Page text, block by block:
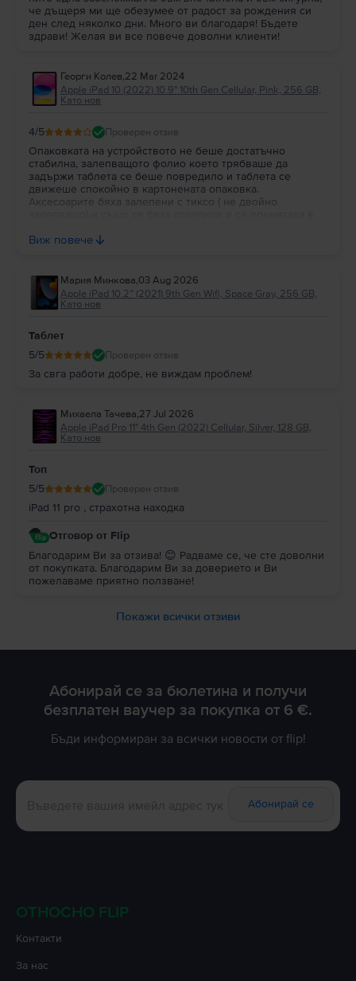
4. Apple iPad 10 (2022) 10.9" 10th Genс 64GB илиApple iPad 10 (2022)
10.9" 10th Genс 256GB? Кой таблет е по-добър?
Всичко зависи от твоите нужди от вътрешна памет, така че, няма
тази с по-малко GB, нашето предложение е да избереш модела с
повече памет.
Във Flip.bg
всички устройства могат да бъдат закупени на изплащане.
Може да притежаваш таблета
с до 48 месечни вноски . Виж туккак да се сдобиеш с iPad 10 (2022)
10.9" 10th Gen на изплащане.
ВъвFlip.bgофертите заApple iPad 10 (2022) 10.9" 10th Gen Cellular
щедри и динамични, с цени, които са повече от изгодни за твоя
че дъщеря ми ще обезумее от радост за рождения си
ден след няколко дни. Много ви благодаря! Бъдете
здрави! Желая ви все повече доволни клиенти!
Георги Колев,22 Mar 2024
Apple iPad 10 (2022) 10.9" 10th Gen Cellular, Pink, 256 GB,
Като нов
4/5 Проверен отзив
Опаковката на устройството не беше достатъчно
стабилна, залепващото фолио което трябваше да
задържи таблета се беше повредило и таблета се
движеше спокойно в картонената опаковка.
Аксесоарите бяха залепени с тиксо ( не двойно
различимо от ново, което спрямо цената е чудесно.
Виж повече
Мария Минкова,03 Aug 2026
Apple iPad 10.2” (2021) 9th Gen Wifi, Space Gray, 256 GB,
Като нов
Таблет
5/5 Проверен отзив
За свга работи добре, не виждам проблем!
Михаела Тачева,27 Jul 2026
Apple iPad Pro 11" 4th Gen (2022) Cellular, Silver, 128 GB,
Като нов
Топ
5/5 Проверен отзив
iPad 11 pro , страхотна находка
Отговор от Flip
Благодарим Ви за отзива! 😊 Радваме се, че сте доволни
от покупката. Благодарим Ви за доверието и Ви
пожелаваме приятно ползване!
Покажи всички отзиви
Абонирай се за бюлетина и получи
безплатен ваучер за покупка от 6 €.
Бъди информиран за всички новости от flip!
Абонирай се
ОТНОСНО FLIP
Контакти
За нас